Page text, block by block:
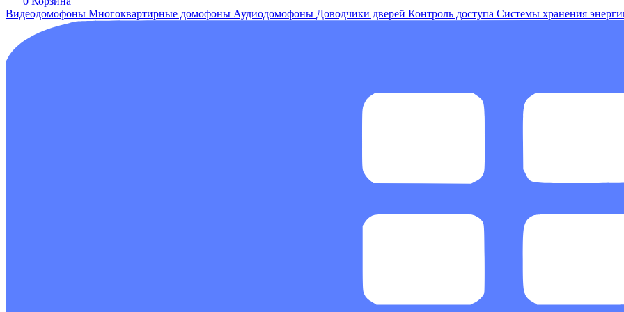
Видеодомофоны Многоквартирные домофоны Аудиодомофоны Доводчики дверей Контроль доступа Системы хранения